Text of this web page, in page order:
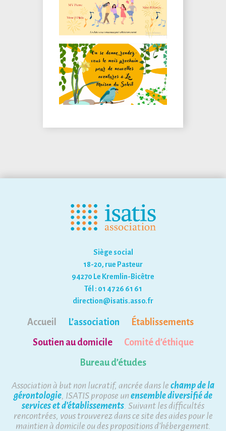
Siège social
18-20, rue Pasteur
94270 Le Kremlin-Bicêtre
Tél : 01 47 26 61 61
direction@isatis.asso.fr
Accueil L’association
Établissements
Soutien au domicile
Comité d’éthique
Bureau d’études
Association à but non lucratif, ancrée dans le champ de la
gérontologie, ISATIS propose un ensemble diversifié de
services et d’établissements. Suivant les difficultés
rencontrées, vous trouverez dans ce site des aides pour le
maintien à domicile ou des propositions d’hébergement.